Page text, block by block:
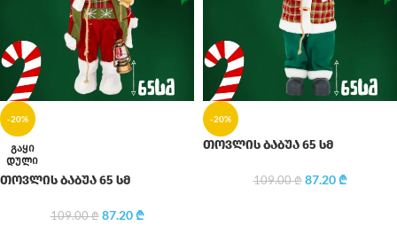
-20%
ᲒᲐᲧᲘ
ᲓᲣᲚᲘ
თოვლის ბაბუა 65 სმ
109.00₾ 87.20₾
-20%
თოვლის ბაბუა 65 სმ
109.00₾ 87.20₾